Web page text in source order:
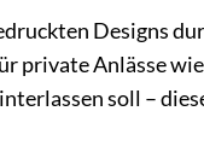
Designs
private Anlässe
soll –